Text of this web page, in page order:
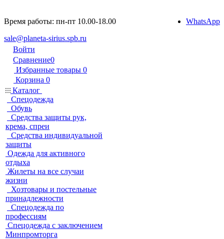
Время работы: пн-пт 10.00-18.00
sale@planeta-sirius.spb.ru
WhatsApp
Войти
Сравнение0
Избранные товары 0
Корзина 0
Каталог
Спецодежда
Обувь
Средства защиты рук,
крема, спреи
Средства индивидуальной
защиты
Одежда для активного
отдыха
Жилеты на все случаи
жизни
Хозтовары и постельные
принадлежности
Спецодежда по
профессиям
Спецодежда с заключением
Минпромторга